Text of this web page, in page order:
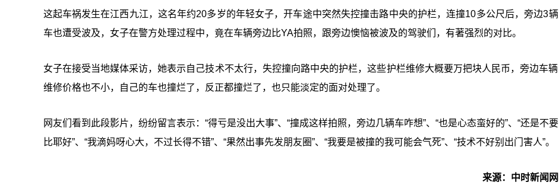
这起车祸发生在江西九江，这名年约20多岁的年轻女子，开车途中突然失控撞击路中央的护栏，连撞10多公尺后，旁边3辆
车也遭受波及，女子在警方处理过程中，竟在车辆旁边比YA拍照，跟旁边懊恼被波及的驾驶们，有著强烈的对比。
女子在接受当地媒体采访，她表示自己技术不太行，失控撞向路中央的护栏，这些护栏维修大概要万把块人民币，旁边车辆
维修价格也不小，自己的车也撞烂了，反正都撞烂了，也只能淡定的面对处理了。
网友们看到此段影片，纷纷留言表示：“得亏是没出大事”、“撞成这样拍照，旁边几辆车咋想”、“也是心态蛮好的”、“还是不要
比耶好”、“我滴妈呀心大，不过长得不错”、“果然出事先发朋友圈”、“我要是被撞的我可能会气死”、“技术不好别出门害人”。
来源：中时新闻网